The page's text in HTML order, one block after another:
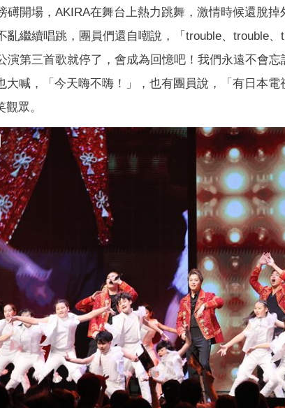
礡開場，AKIRA在舞台上熱力跳舞，激情時候還脫
亂繼續唱跳，團員們還自嘲說，「trouble、trouble
演第三首歌就停了，會成為回憶吧！我們永遠不會
大喊，「今天嗨不嗨！」，也有團員說，「有日本電
眾。